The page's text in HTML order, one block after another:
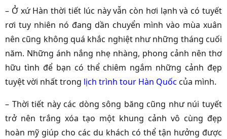
– Ở xứ Hàn thời tiết lúc này vẫn còn hơi lạnh và có tuyết
rơi tuy nhiên nó đang dần chuyển mình vào mùa xuân
nên cũng không quá khắc nghiệt như những tháng cuối
năm. Những ánh nắng nhẹ nhàng, phong cảnh nên thơ
hữu tình để bạn có thể chiêm ngắm những cảnh đẹp
tuyệt vời nhất trong lịch trình tour Hàn Quốc của mình.
– Thời tiết này các dòng sông băng cũng như núi tuyết
trở nên trắng xóa tạo một khung cảnh vô cùng đẹp
hoàn mỹ giúp cho các du khách có thể tận hưởng được